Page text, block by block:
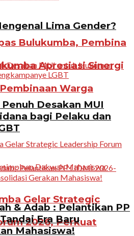
Bulukumba, Pembina
Apresiasi Sinergi
Warga
Gelar Strategic
2026, Perkuat
Lima Gender?
Desakan MUI
bagi Pelaku dan
& Adab : Pelantikan PP
Era Baru
Mahasiswa!